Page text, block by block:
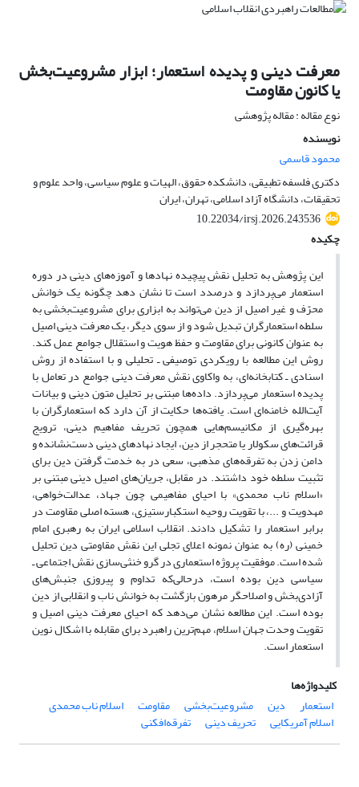
معرفت دینی و پدیده استعمار؛ ابزار مشروعیت‌بخش
یا کانون مقاومت
نوع مقاله : مقاله پژوهشی
نویسنده
محمود قاسمی
دکتری فلسفه تطبیقی، دانشکده حقوق، الهیات و علوم سیاسی، واحد علوم و
تحقیقات، دانشگاه آزاد اسلامی، تهران، ایران
10.22034/irsj.2026.243536
چکیده
این پژوهش به تحلیل نقش پیچیده نهادها و آموزه‌های دینی در دوره
استعمار می‌پردازد و درصدد است تا نشان دهد چگونه یک خوانش
محرّف و غیر اصیل از دین می‌تواند به ابزاری برای مشروعیت‌بخشی به
سلطه استعمارگران تبدیل شود و از سوی دیگر، یک معرفت دینی اصیل
به عنوان کانونی برای مقاومت و حفظ هویت و استقلال جوامع عمل کند.
روش این مطالعه با رویکردی توصیفی ـ تحلیلی و با استفاده از روش
اسنادی ـ کتابخانه‌ای، به واکاوی نقش معرفت دینی جوامع در تعامل با
پدیده استعمار می‌پردازد. داده‌ها مبتنی بر تحلیل متون دینی و بیانات
آیت‌الله خامنه‌ای است.یافته‌ها حکایت از آن دارد که استعمارگران با
بهره‌گیری از مکانیسم‌هایی همچون تحریف مفاهیم دینی، ترویج
قرائت‌های سکولار یا متحجر از دین، ایجاد نهادهای دینی دست‌نشانده و
دامن زدن به تفرقه‌های مذهبی، سعی در به خدمت گرفتن دین برای
تثبیت سلطه خود داشتند. در مقابل، جریان‌های اصیل دینی مبتنی بر
«اسلام ناب محمدی» با احیای مفاهیمی چون جهاد، عدالت‌خواهی،
مهدویت و ...، با تقویت روحیه استکبارستیزی، هسته اصلی مقاومت در
برابر استعمار را تشکیل دادند. انقلاب اسلامی ایران به رهبری امام
خمینی (ره) به عنوان نمونه اعلای تجلی این نقش مقاومتی دین تحلیل
شده است.موفقیت پروژه استعماری در گرو خنثی‌سازی نقش اجتماعی ـ
سیاسی دین بوده است، درحالی‌که تداوم و پیروزی جنبش‌های
آزادی‌بخش و اصلاحگر مرهون بازگشت به خوانش ناب و انقلابی از دین
بوده است. این مطالعه نشان می‌دهد که احیای معرفت دینی اصیل و
تقویت وحدت جهان اسلام، مهم‌ترین راهبرد برای مقابله با اشکال نوین
استعمار است.
کلیدواژه‌ها
استعمار
دین مشروعیت‌بخشی مقاومت اسلام ناب محمدی
اسلام آمریکایی تحریف دینی تفرقه‌افکنی